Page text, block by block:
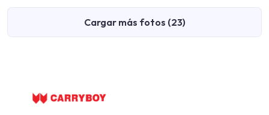
Cargar más fotos (23)